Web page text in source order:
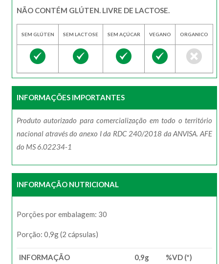
NÃO CONTÉM GLÚTEN. LIVRE DE LACTOSE.
SEM GLÚTEN SEM LACTOSE SEM AÇÚCAR VEGANO ORGANICO
INFORMAÇÕES IMPORTANTES
Produto autorizado para comercialização em todo o território
nacional através do anexo I da RDC 240/2018 da ANVISA. AFE
do MS 6.02234-1
INFORMAÇÃO NUTRICIONAL
Porções por embalagem: 30
Porção: 0,9g (2 cápsulas)
INFORMAÇÃO 0,9g %VD (*)